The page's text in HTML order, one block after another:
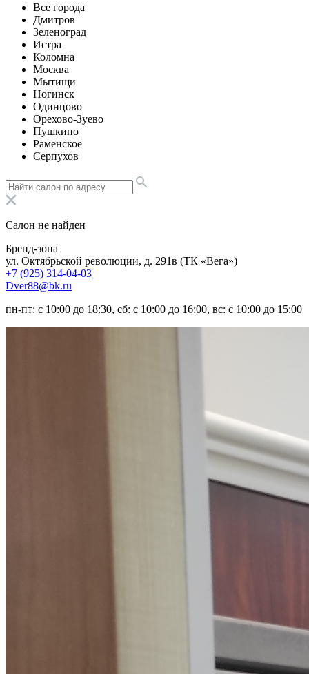
Все города
Дмитров
Зеленоград
Истра
Коломна
Москва
Мытищи
Ногинск
Одинцово
Орехово-Зуево
Пушкино
Раменское
Серпухов
Салон не найден
Бренд-зона
ул. Октябрьской революции, д. 291в (ТК «Вега»)
+7 (925) 314-04-03
Dver88@bk.ru
пн-пт: с 10:00 до 18:30, сб: с 10:00 до 16:00, вс: с 10:00 до 15:00